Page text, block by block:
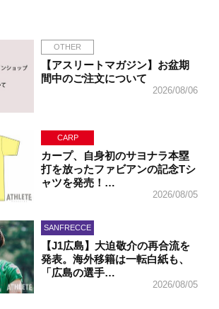
OTHER
【アスリートマガジン】お盆期
間中のご注文について
2026/08/06
CARP
カープ、自身初のサヨナラ本塁
打を放ったファビアンの記念Tシ
ャツを発売！…
2026/08/05
SANFRECCE
【J1広島】大迫敬介の再合流を
発表。海外移籍は一転白紙も、
「広島の選手…
2026/08/05